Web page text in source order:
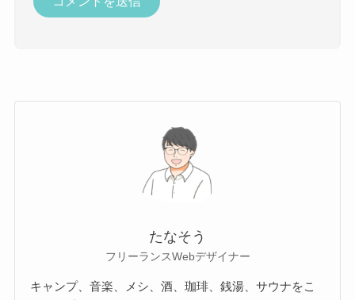
たなそう
フリーランスWebデザイナー
キャンプ、音楽、メシ、酒、珈琲、銭湯、サウナをこ